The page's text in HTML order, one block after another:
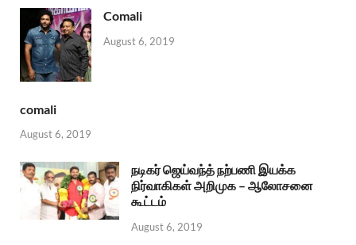
Comali
August 6, 2019
comali
August 6, 2019
நடிகர் ஜெய்வந்த் நற்பணி இயக்க
நிர்வாகிகள் அறிமுக – ஆலோசனை
கூட்டம்
August 6, 2019